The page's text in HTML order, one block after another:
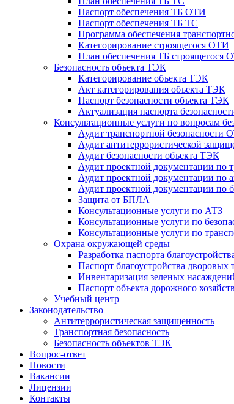
Паспорт обеспечения ТБ ОТИ
Паспорт обеспечения ТБ ТС
Программа обеспечения
Категорирование строящегося ОТИ
План обеспечения ТБ строящегося
Безопасность объекта ТЭК
Категорирование объекта ТЭК
Акт категорирования объекта ТЭК
Паспорт безопасности объекта ТЭК
Актуализация паспорта
Консультационные услуги по вопросам
Аудит транспортной безопасности
Аудит антитеррористической
Аудит безопасности объекта ТЭК
Аудит проектной документации по
Аудит проектной документации по
Аудит проектной документации по
Защита от БПЛА
Консультационные услуги по АТЗ
Консультационные услуги по
Консультационные услуги по
Охрана окружающей среды
Разработка паспорта
Паспорт благоустройства дворовых
Инвентаризация зеленых
Паспорт объекта дорожного
Учебный центр
Законодательство
Антитеррористическая защищенность
Транспортная безопасность
Безопасность объектов ТЭК
Вопрос-ответ
Новости
Вакансии
Лицензии
Контакты